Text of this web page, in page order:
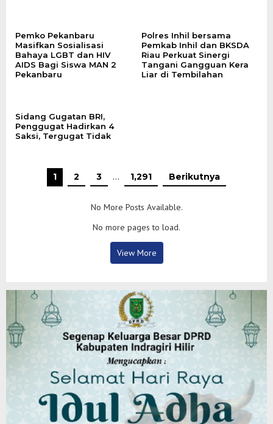
‎Pemko Pekanbaru
Masifkan Sosialisasi
Bahaya LGBT dan HIV
AIDS Bagi Siswa MAN 2
Pekanbaru
Polres Inhil bersama
Pemkab Inhil dan BKSDA
Riau Perkuat Sinergi
Tangani Gangguan Kera
Liar di Tembilahan
Sidang Gugatan BRI,
Penggugat Hadirkan 4
Saksi, Tergugat Tidak
1 2 3 … 1,291 Berikutnya
No More Posts Available.
No more pages to load.
View More